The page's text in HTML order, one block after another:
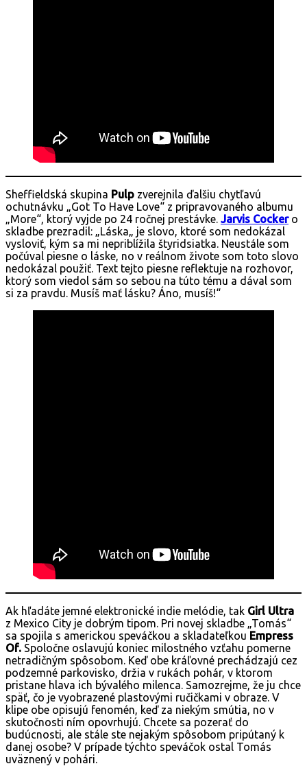
Sheffieldská skupina Pulp zverejnila ďalšiu chytľavú
ochutnávku „Got To Have Love“ z pripravovaného albumu
„More“, ktorý vyjde po 24 ročnej prestávke. Jarvis Cockero
skladbe prezradil: „Láska„ je slovo, ktoré som nedokázal
vysloviť, kým sa mi nepriblížila štyridsiatka. Neustále som
počúval piesne o láske, no v reálnom živote som toto slovo
nedokázal použiť. Text tejto piesne reflektuje na rozhovor,
ktorý som viedol sám so sebou na túto tému a dával som
si za pravdu. Musíš mať lásku? Áno, musíš!“
Ak hľadáte jemné elektronické indie melódie, tak Girl Ultra
z Mexico City je dobrým tipom. Pri novej skladbe „Tomás“
sa spojila s americkou speváčkou a skladateľkou Empress
Of. Spoločne oslavujú koniec milostného vzťahu pomerne
netradičným spôsobom. Keď obe kráľovné prechádzajú cez
podzemné parkovisko, držia v rukách pohár, v ktorom
pristane hlava ich bývalého milenca. Samozrejme, že ju chce
späť, čo je vyobrazené plastovými ručičkami v obraze. V
klipe obe opisujú fenomén, keď za niekým smútia, no v
skutočnosti ním opovrhujú. Chcete sa pozerať do
budúcnosti, ale stále ste nejakým spôsobom pripútaný k
danej osobe? V prípade týchto speváčok ostal Tomás
uväznený v pohári.